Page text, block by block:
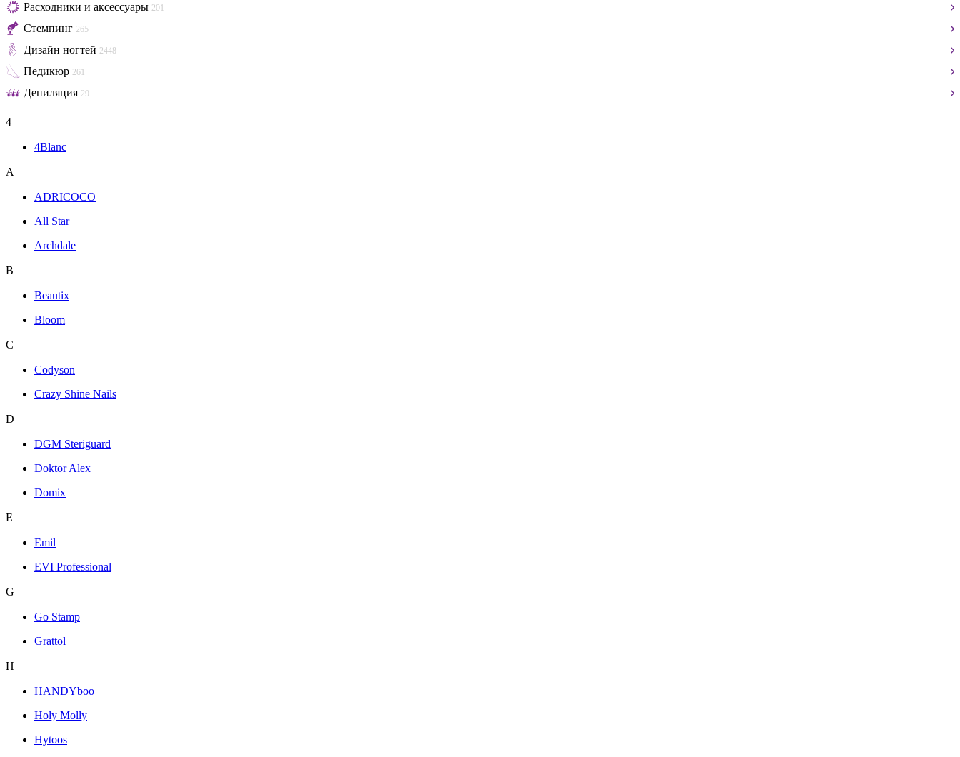
Расходники и аксессуары 201
Стемпинг 265
Дизайн ногтей 2448
Педикюр 261
Депиляция 29
4
4Blanc
A
ADRICOCO
All Star
Archdale
B
Beautix
Bloom
C
Codyson
Crazy Shine Nails
D
DGM Steriguard
Doktor Alex
Domix
E
Emil
EVI Professional
G
Go Stamp
Grattol
H
HANDYboo
Holy Molly
Hytoos